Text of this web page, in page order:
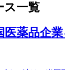
ス一覧
医薬品企